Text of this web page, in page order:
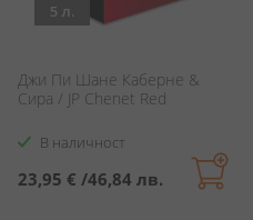
5 л.
Джи Пи Шане Каберне &
Сира / JP Chenet Red
В наличност
23,95 € /46,84 лв.